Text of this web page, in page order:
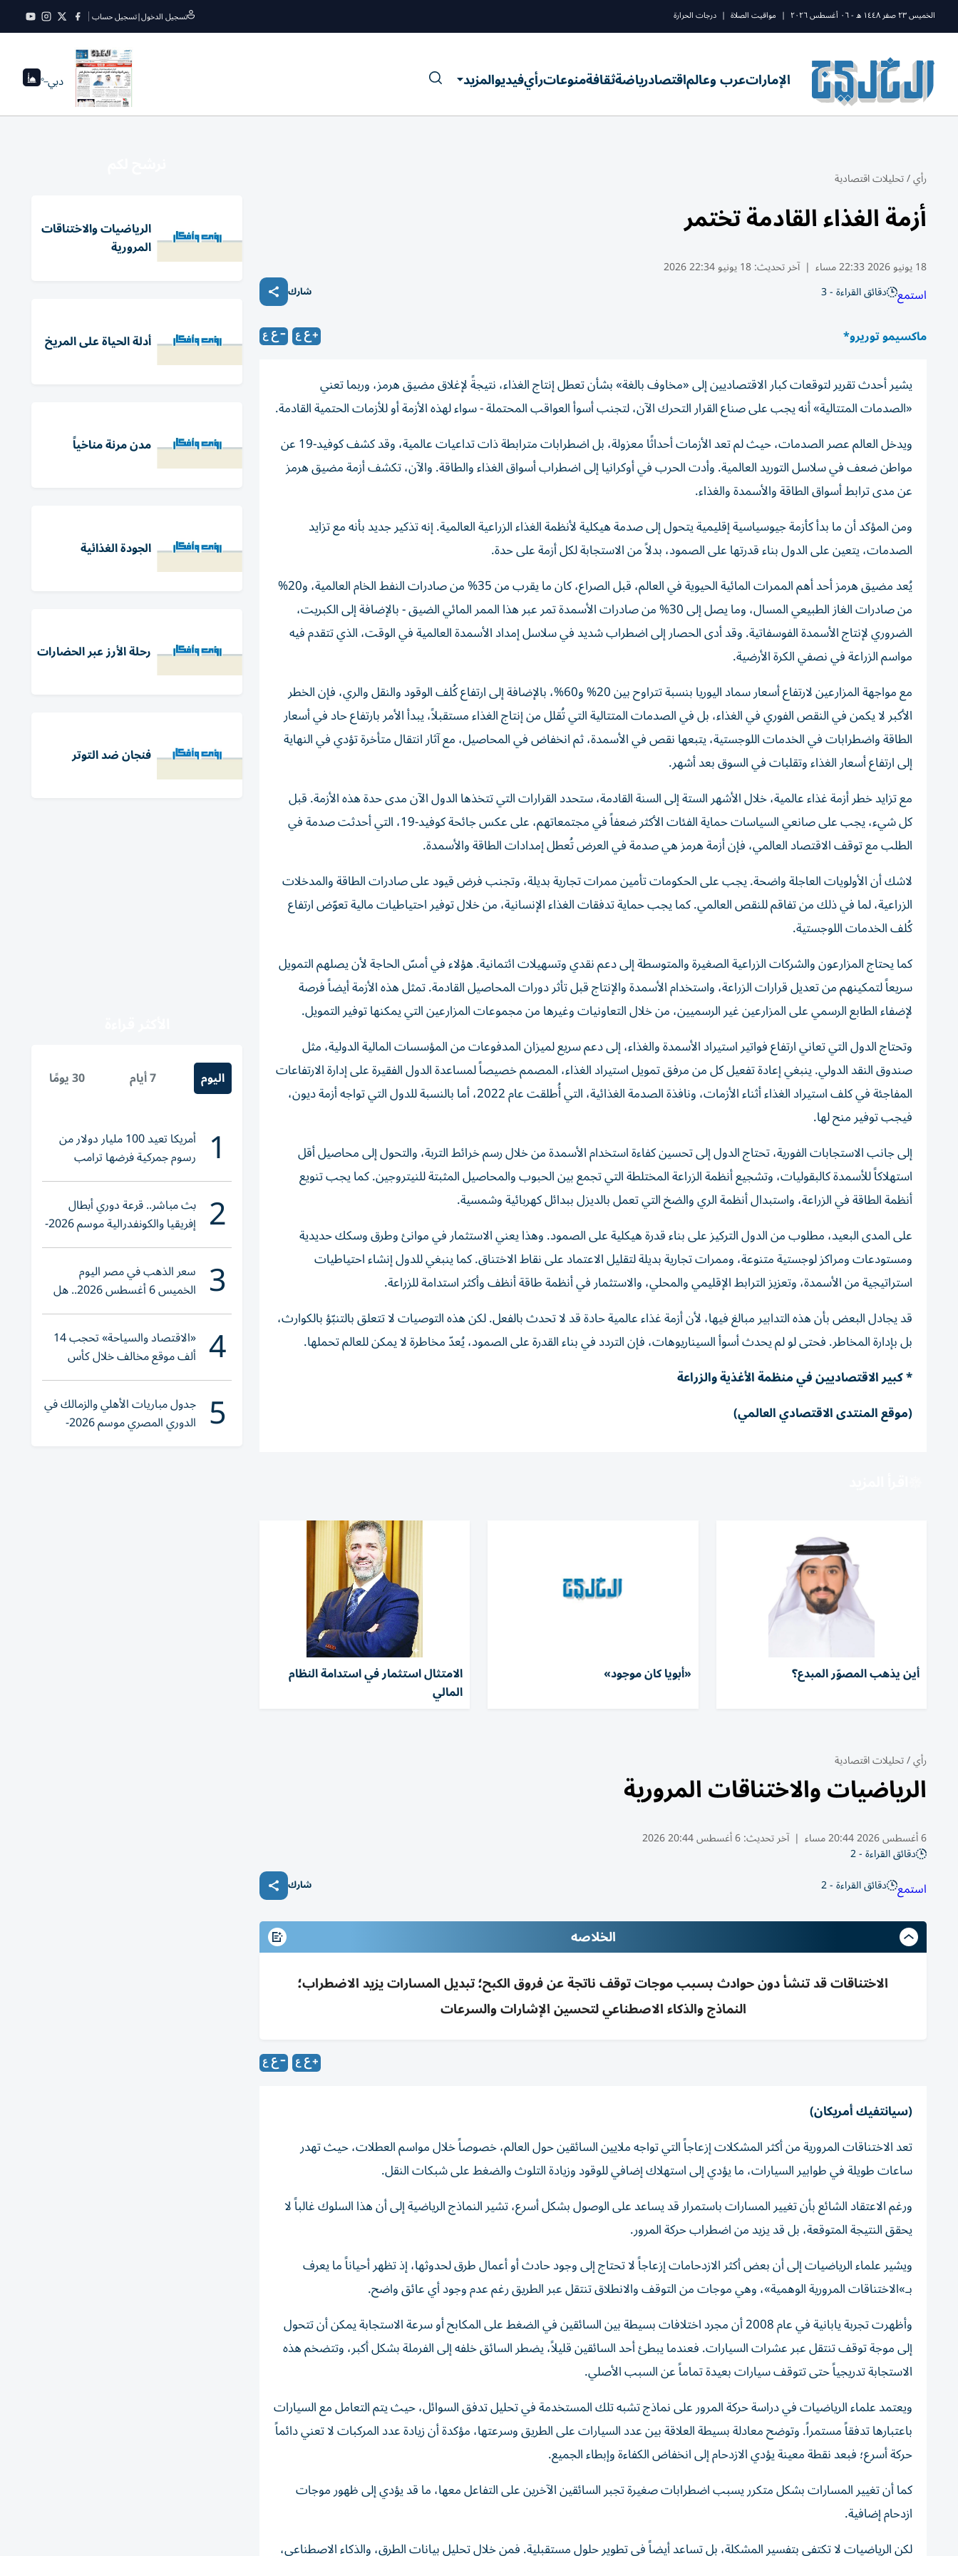
الخميس ٢٣ صفر ١٤٤٨ ه - ٠٦ أغسطس ٢٠٢٦ | مواقيت الصلاة | درجات الحرارة تسجيل الدخول|تسجيل حساب
الإماراتعرب وعالماقتصادرياضةثقافةمنوعاترأيفيديوالمزيد دبي--°
رأي/تحليلات اقتصادية
أزمة الغذاء القادمة تختمر
18 يونيو 2026 22:33 مساء | آخر تحديث:18 يونيو 22:34 2026
استمع دقائق القراءة - 3 شارك
ماكسيمو توريرو*
يشير أحدث تقرير لتوقعات كبار الاقتصاديين إلى «مخاوف بالغة» بشأن تعطل إنتاج الغذاء، نتيجةً لإغلاق مضيق هرمز، وربما تعني
«الصدمات المتتالية» أنه يجب على صناع القرار التحرك الآن، لتجنب أسوأ العواقب المحتملة - سواء لهذه الأزمة أو للأزمات الحتمية القادمة.
ويدخل العالم عصر الصدمات، حيث لم تعد الأزمات أحداثًا معزولة، بل اضطرابات مترابطة ذات تداعيات عالمية، وقد كشف كوفيد-19 عن
مواطن ضعف في سلاسل التوريد العالمية. وأدت الحرب في أوكرانيا إلى اضطراب أسواق الغذاء والطاقة. والآن، تكشف أزمة مضيق هرمز
عن مدى ترابط أسواق الطاقة والأسمدة والغذاء.
ومن المؤكد أن ما بدأ كأزمة جيوسياسية إقليمية يتحول إلى صدمة هيكلية لأنظمة الغذاء الزراعية العالمية. إنه تذكير جديد بأنه مع تزايد
الصدمات، يتعين على الدول بناء قدرتها على الصمود، بدلاً من الاستجابة لكل أزمة على حدة.
يُعد مضيق هرمز أحد أهم الممرات المائية الحيوية في العالم، قبل الصراع، كان ما يقرب من 35% من صادرات النفط الخام العالمية، و20%
من صادرات الغاز الطبيعي المسال، وما يصل إلى 30% من صادرات الأسمدة تمر عبر هذا الممر المائي الضيق - بالإضافة إلى الكبريت،
الضروري لإنتاج الأسمدة الفوسفاتية. وقد أدى الحصار إلى اضطراب شديد في سلاسل إمداد الأسمدة العالمية في الوقت، الذي تتقدم فيه
مواسم الزراعة في نصفي الكرة الأرضية.
مع مواجهة المزارعين لارتفاع أسعار سماد اليوريا بنسبة تتراوح بين 20% و60%، بالإضافة إلى ارتفاع كُلف الوقود والنقل والري، فإن الخطر
الأكبر لا يكمن في النقص الفوري في الغذاء، بل في الصدمات المتتالية التي تُقلل من إنتاج الغذاء مستقبلاً، يبدأ الأمر بارتفاع حاد في أسعار
الطاقة واضطرابات في الخدمات اللوجستية، يتبعها نقص في الأسمدة، ثم انخفاض في المحاصيل، مع آثار انتقال متأخرة تؤدي في النهاية
إلى ارتفاع أسعار الغذاء وتقلبات في السوق بعد أشهر.
مع تزايد خطر أزمة غذاء عالمية، خلال الأشهر الستة إلى السنة القادمة، ستحدد القرارات التي تتخذها الدول الآن مدى حدة هذه الأزمة. قبل
كل شيء، يجب على صانعي السياسات حماية الفئات الأكثر ضعفاً في مجتمعاتهم، على عكس جائحة كوفيد-19، التي أحدثت صدمة في
الطلب مع توقف الاقتصاد العالمي، فإن أزمة هرمز هي صدمة في العرض تُعطل إمدادات الطاقة والأسمدة.
لاشك أن الأولويات العاجلة واضحة. يجب على الحكومات تأمين ممرات تجارية بديلة، وتجنب فرض قيود على صادرات الطاقة والمدخلات
الزراعية، لما في ذلك من تفاقم للنقص العالمي. كما يجب حماية تدفقات الغذاء الإنسانية، من خلال توفير احتياطيات مالية تعوّض ارتفاع
كُلف الخدمات اللوجستية.
كما يحتاج المزارعون والشركات الزراعية الصغيرة والمتوسطة إلى دعم نقدي وتسهيلات ائتمانية. هؤلاء في أمسّ الحاجة لأن يصلهم التمويل
سريعاً لتمكينهم من تعديل قرارات الزراعة، واستخدام الأسمدة والإنتاج قبل تأثر دورات المحاصيل القادمة. تمثل هذه الأزمة أيضاً فرصة
لإضفاء الطابع الرسمي على المزارعين غير الرسميين، من خلال التعاونيات وغيرها من مجموعات المزارعين التي يمكنها توفير التمويل.
وتحتاج الدول التي تعاني ارتفاع فواتير استيراد الأسمدة والغذاء، إلى دعم سريع لميزان المدفوعات من المؤسسات المالية الدولية، مثل
صندوق النقد الدولي. ينبغي إعادة تفعيل كل من مرفق تمويل استيراد الغذاء، المصمم خصيصاً لمساعدة الدول الفقيرة على إدارة الارتفاعات
المفاجئة في كلف استيراد الغذاء أثناء الأزمات، ونافذة الصدمة الغذائية، التي أُطلقت عام 2022، أما بالنسبة للدول التي تواجه أزمة ديون،
فيجب توفير منح لها.
إلى جانب الاستجابات الفورية، تحتاج الدول إلى تحسين كفاءة استخدام الأسمدة من خلال رسم خرائط التربة، والتحول إلى محاصيل أقل
استهلاكاً للأسمدة كالبقوليات، وتشجيع أنظمة الزراعة المختلطة التي تجمع بين الحبوب والمحاصيل المثبتة للنيتروجين. كما يجب تنويع
أنظمة الطاقة في الزراعة، واستبدال أنظمة الري والضخ التي تعمل بالديزل ببدائل كهربائية وشمسية.
على المدى البعيد، مطلوب من الدول التركيز على بناء قدرة هيكلية على الصمود. وهذا يعني الاستثمار في موانئ وطرق وسكك حديدية
ومستودعات ومراكز لوجستية متنوعة، وممرات تجارية بديلة لتقليل الاعتماد على نقاط الاختناق. كما ينبغي للدول إنشاء احتياطيات
استراتيجية من الأسمدة، وتعزيز الترابط الإقليمي والمحلي، والاستثمار في أنظمة طاقة أنظف وأكثر استدامة للزراعة.
قد يجادل البعض بأن هذه التدابير مبالغ فيها، لأن أزمة غذاء عالمية حادة قد لا تحدث بالفعل. لكن هذه التوصيات لا تتعلق بالتنبّؤ بالكوارث،
بل بإدارة المخاطر. فحتى لو لم يحدث أسوأ السيناريوهات، فإن التردد في بناء القدرة على الصمود، يُعدّ مخاطرة لا يمكن للعالم تحملها.
* كبير الاقتصاديين في منظمة الأغذية والزراعة
(موقع المنتدى الاقتصادي العالمي)
أين يذهب المصوّر المبدع؟ «أبويا كان موجود» الامتثال استثمار في استدامة النظام
المالي
رأي/تحليلات اقتصادية
الرياضيات والاختناقات المرورية
6 أغسطس 2026 20:44 مساء | آخر تحديث:6 أغسطس 20:44 2026
دقائق القراءة - 2
استمع دقائق القراءة - 2 شارك
الخلاصه
الاختناقات قد تنشأ دون حوادث بسبب موجات توقف ناتجة عن فروق الكبح؛ تبديل المسارات يزيد الاضطراب؛
النماذج والذكاء الاصطناعي لتحسين الإشارات والسرعات
(سيانتفيك أمريكان)
تعد الاختناقات المرورية من أكثر المشكلات إزعاجاً التي تواجه ملايين السائقين حول العالم، خصوصاً خلال مواسم العطلات، حيث تهدر
ساعات طويلة في طوابير السيارات، ما يؤدي إلى استهلاك إضافي للوقود وزيادة التلوث والضغط على شبكات النقل.
ورغم الاعتقاد الشائع بأن تغيير المسارات باستمرار قد يساعد على الوصول بشكل أسرع، تشير النماذج الرياضية إلى أن هذا السلوك غالباً لا
يحقق النتيجة المتوقعة، بل قد يزيد من اضطراب حركة المرور.
ويشير علماء الرياضيات إلى أن بعض أكثر الازدحامات إزعاجاً لا تحتاج إلى وجود حادث أو أعمال طرق لحدوثها، إذ تظهر أحياناً ما يعرف
بـ»الاختناقات المرورية الوهمية»، وهي موجات من التوقف والانطلاق تنتقل عبر الطريق رغم عدم وجود أي عائق واضح.
وأظهرت تجربة يابانية في عام 2008 أن مجرد اختلافات بسيطة بين السائقين في الضغط على المكابح أو سرعة الاستجابة يمكن أن تتحول
إلى موجة توقف تنتقل عبر عشرات السيارات. فعندما يبطئ أحد السائقين قليلاً، يضطر السائق خلفه إلى الفرملة بشكل أكبر، وتتضخم هذه
الاستجابة تدريجياً حتى تتوقف سيارات بعيدة تماماً عن السبب الأصلي.
ويعتمد علماء الرياضيات في دراسة حركة المرور على نماذج تشبه تلك المستخدمة في تحليل تدفق السوائل، حيث يتم التعامل مع السيارات
باعتبارها تدفقاً مستمراً. وتوضح معادلة بسيطة العلاقة بين عدد السيارات على الطريق وسرعتها، مؤكدة أن زيادة عدد المركبات لا تعني دائماً
حركة أسرع؛ فبعد نقطة معينة يؤدي الازدحام إلى انخفاض الكفاءة وإبطاء الجميع.
كما أن تغيير المسارات بشكل متكرر يسبب اضطرابات صغيرة تجبر السائقين الآخرين على التفاعل معها، ما قد يؤدي إلى ظهور موجات
ازدحام إضافية.
لكن الرياضيات لا تكتفي بتفسير المشكلة، بل تساعد أيضاً في تطوير حلول مستقبلية. فمن خلال تحليل بيانات الطرق، والذكاء الاصطناعي،
الرياضيات والاختناقات
المرورية
أدلة الحياة على المريخ
مدن مرنة مناخياً
الجودة الغذائية
رحلة الأرز عبر الحضارات
فنجان ضد التوتر
اليوم 7 أيام 30 يومًا
1 أمريكا تعيد 100 مليار دولار من
رسوم جمركية فرضها ترامب
2 بث مباشر.. قرعة دوري أبطال
إفريقيا والكونفدرالية موسم 2026-
2027
3 سعر الذهب في مصر اليوم
الخميس 6 أغسطس 2026.. هل
تنوي الشراء؟
4 «الاقتصاد والسياحة» تحجب 14
ألف موقع مخالف خلال كأس
العالم 2026
5 جدول مباريات الأهلي والزمالك في
الدوري المصري موسم 2026-